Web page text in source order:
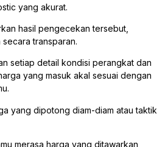
yang akurat.
hasil pengecekan tersebut,
transparan.
setiap detail kondisi perangkat dan
yang masuk akal sesuai dengan
yang dipotong diam-diam atau taktik
merasa harga yang ditawarkan